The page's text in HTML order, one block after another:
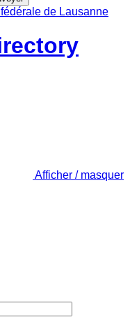
Afficher / masquer